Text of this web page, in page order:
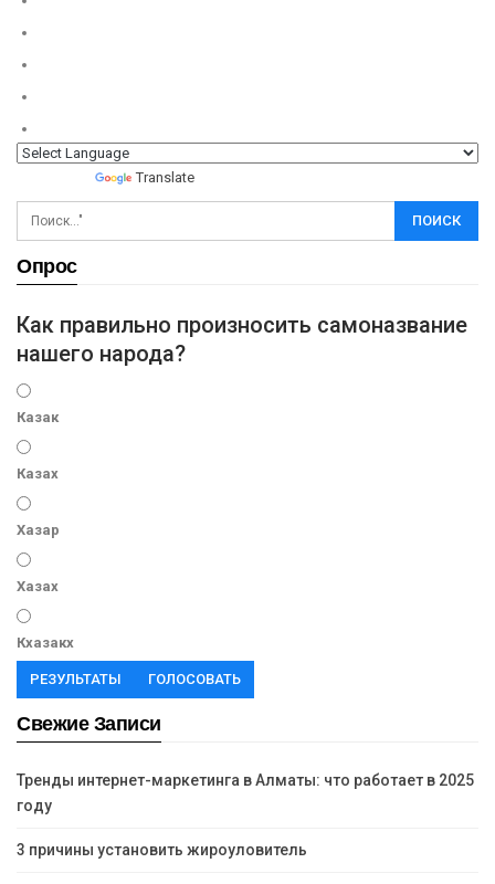
Translate
Опрос
Как правильно произносить самоназвание
нашего народа?
Казак
Казах
Хазар
Хазах
Кхазакх
РЕЗУЛЬТАТЫ ГОЛОСОВАТЬ
Свежие Записи
Тренды интернет-маркетинга в Алматы: что работает в 2025
году
3 причины установить жироуловитель